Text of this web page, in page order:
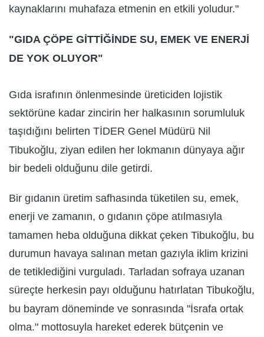
kaynaklarını muhafaza etmenin en etkili yoludur."
"GIDA ÇÖPE GİTTİĞİNDE SU, EMEK VE ENERJİ
DE YOK OLUYOR"
Gıda israfının önlenmesinde üreticiden lojistik
sektörüne kadar zincirin her halkasının sorumluluk
taşıdığını belirten TİDER Genel Müdürü Nil
Tibukoğlu, ziyan edilen her lokmanın dünyaya ağır
bir bedeli olduğunu dile getirdi.
Bir gıdanın üretim safhasında tüketilen su, emek,
enerji ve zamanın, o gıdanın çöpe atılmasıyla
tamamen heba olduğuna dikkat çeken Tibukoğlu, bu
durumun havaya salınan metan gazıyla iklim krizini
de tetiklediğini vurguladı. Tarladan sofraya uzanan
süreçte herkesin payı olduğunu hatırlatan Tibukoğlu,
bu bayram döneminde ve sonrasında "İsrafa ortak
olma." mottosuyla hareket ederek bütçenin ve